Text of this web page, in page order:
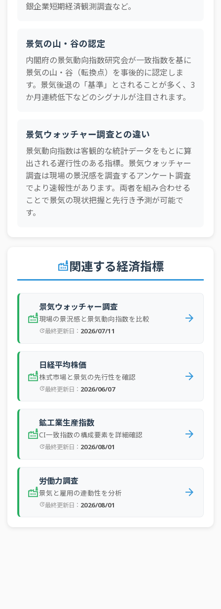
銀企業短期経済観測調査など。
景気の山・谷の認定
内閣府の景気動向指数研究会が一致指数を基に
景気の山・谷（転換点）を事後的に認定しま
す。景気後退の「基準」とされることが多く、3
か月連続低下などのシグナルが注目されます。
景気ウォッチャー調査との違い
景気動向指数は客観的な統計データをもとに算
出される遅行性のある指標。景気ウォッチャー
調査は現場の景況感を調査するアンケート調査
でより速報性があります。両者を組み合わせる
ことで景気の現状把握と先行き予測が可能で
す。
factory関連する経済指標
factory
景気ウォッチャー調査
現場の景況感と景気動向指数を比較
update最終更新日： 2026/07/11
arrow_forward
factory
日経平均株価
株式市場と景気の先行性を確認
update最終更新日： 2026/06/07
arrow_forward
factory
鉱工業生産指数
CI一致指数の構成要素を詳細確認
update最終更新日： 2026/08/01
arrow_forward
factory
労働力調査
景気と雇用の連動性を分析
update最終更新日： 2026/08/01
arrow_forward